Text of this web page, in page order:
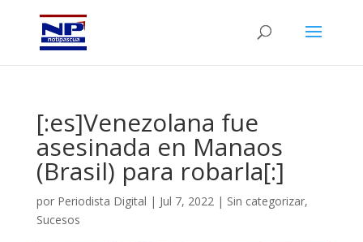
[:es]Venezolana fue
asesinada en Manaos
(Brasil) para robarla[:]
por Periodista Digital | Jul 7, 2022| Sin categorizar,
Sucesos